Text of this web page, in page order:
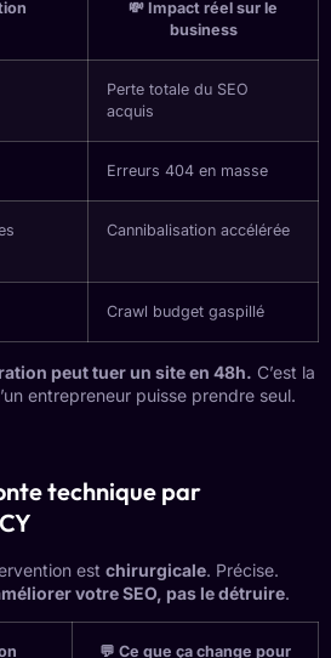
💸 Impact réel sur le
business
Perte totale du SEO
acquis
Erreurs 404 en masse
Cannibalisation accélérée
Crawl budget gaspillé
peut tuer un site en 48h. C’est la
entrepreneur puisse prendre seul.
technique par
est chirurgicale. Précise.
votre SEO, pas le détruire.
💬 Ce que ça change pour